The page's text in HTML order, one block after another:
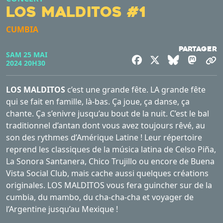
LOS MALDITOS #1
CUMBIA
SAM 25 MAI
2024 20H30
Partager
FacebookBluesky
LOS MALDITOS c’est une grande fête. LA grande fête
qui se fait en famille, là-bas. Ça joue, ça danse, ça
chante. Ça s’enivre jusqu’au bout de la nuit. C’est le bal
traditionnel d’antan dont vous avez toujours rêvé, au
son des rythmes d’Amérique Latine ! Leur répertoire
reprend les classiques de la música latina de Celso Piña,
La Sonora Santanera, Chico Trujillo ou encore de Buena
Vista Social Club, mais cache aussi quelques créations
originales. LOS MALDITOS vous fera guincher sur de la
cumbia, du mambo, du cha-cha-cha et voyager de
l’Argentine jusqu’au Mexique !